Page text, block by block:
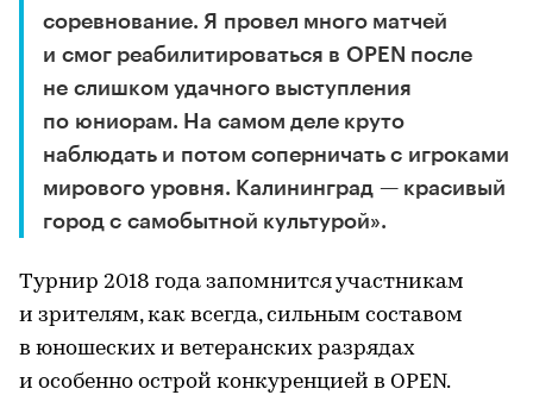
соревнование. Я провел много матчей
и смог реабилитироваться в OPEN после
не слишком удачного выступления
по юниорам. На самом деле круто
наблюдать и потом соперничать с игроками
мирового уровня. Калининград — красивый
город с самобытной культурой».
Турнир 2018 года запомнится участникам
и зрителям, как всегда, сильным составом
в юношеских и ветеранских разрядах
и особенно острой конкуренцией в OPEN.